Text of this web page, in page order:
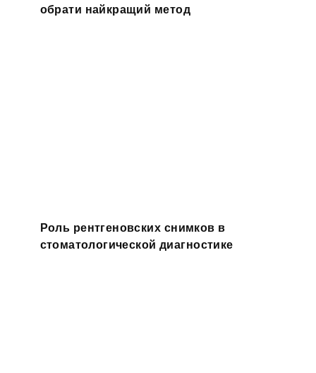
обрати найкращий метод
Роль рентгеновских снимков в
стоматологической диагностике